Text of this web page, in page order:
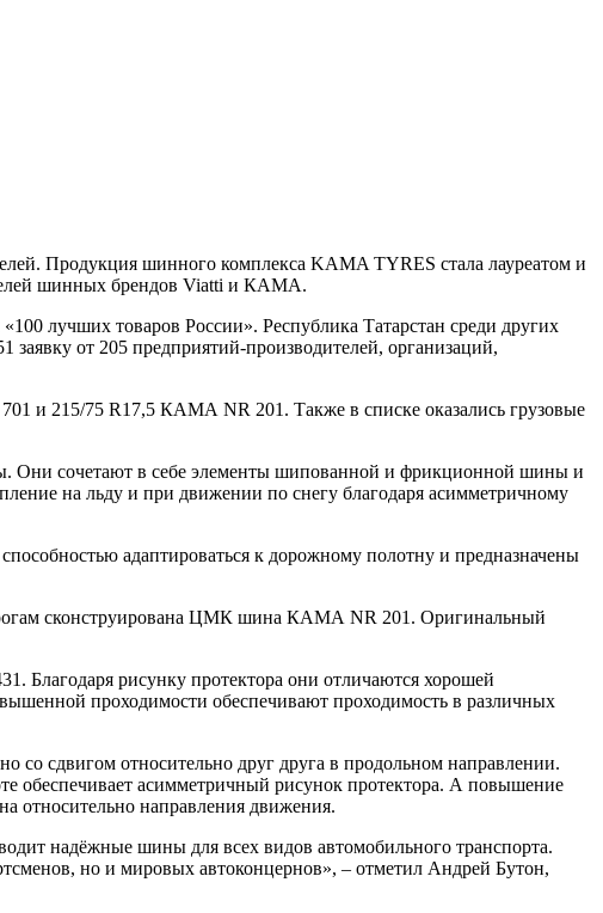
Продукция шинного комплекса KAMA TYRES стала лауреатом и
шинных брендов Viatti и КАМА.
лучших товаров России». Республика Татарстан среди других
от 205 предприятий-производителей, организаций,
и 215/75 R17,5 КАМА NR 201. Также в списке оказались грузовые
Они сочетают в себе элементы шипованной и фрикционной шины и
на льду и при движении по снегу благодаря асимметричному
адаптироваться к дорожному полотну и предназначены
сконструирована ЦМК шина КАМА NR 201. Оригинальный
Благодаря рисунку протектора они отличаются хорошей
проходимости обеспечивают проходимость в различных
сдвигом относительно друг друга в продольном направлении.
обеспечивает асимметричный рисунок протектора. А повышение
относительно направления движения.
надёжные шины для всех видов автомобильного транспорта.
но и мировых автоконцернов», – отметил Андрей Бутон,